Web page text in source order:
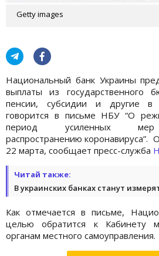
Getty images
Национальный банк Украины
выплаты из государственного
пенсии, субсидии и другие в
говорится в письме НБУ “О
период усиленных мер
распространению коронавируса”.
22 марта, сообщает пресс-служба
Читай также:
В украинских банках станут
Как отмечается в письме,
целью обратится к Кабинету
органам местного самоуправления.